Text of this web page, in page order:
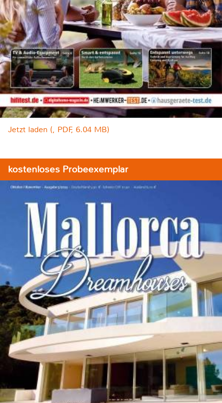
Jetzt laden (, PDF, 6.04 MB)
kostenloses Probeexemplar